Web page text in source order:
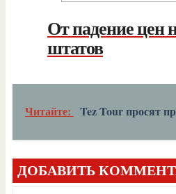
От падение цен
штатов
Читайте: Tez Tour просят
ДОБАВИТЬ